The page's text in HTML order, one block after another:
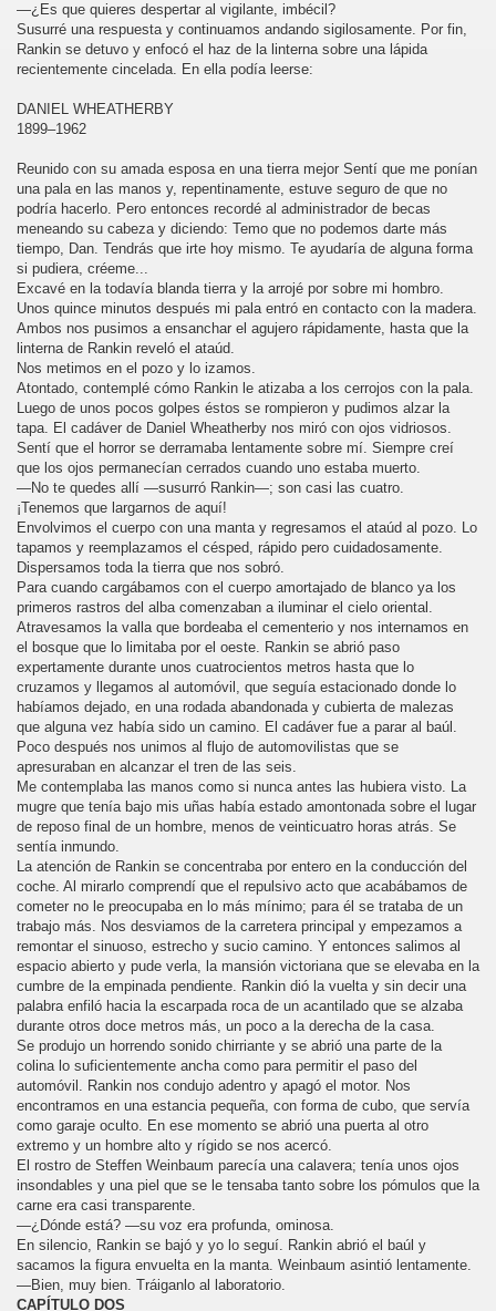
—¿Es que quieres despertar al vigilante, imbécil?
Susurré una respuesta y continuamos andando sigilosamente. Por fin,
Rankin se detuvo y enfocó el haz de la linterna sobre una lápida
recientemente cincelada. En ella podía leerse:
DANIEL WHEATHERBY
1899–1962
Reunido con su amada esposa en una tierra mejor Sentí que me ponían
una pala en las manos y, repentinamente, estuve seguro de que no
podría hacerlo. Pero entonces recordé al administrador de becas
meneando su cabeza y diciendo: Temo que no podemos darte más
tiempo, Dan. Tendrás que irte hoy mismo. Te ayudaría de alguna forma
si pudiera, créeme...
Excavé en la todavía blanda tierra y la arrojé por sobre mi hombro.
Unos quince minutos después mi pala entró en contacto con la madera.
Ambos nos pusimos a ensanchar el agujero rápidamente, hasta que la
linterna de Rankin reveló el ataúd.
Nos metimos en el pozo y lo izamos.
Atontado, contemplé cómo Rankin le atizaba a los cerrojos con la pala.
Luego de unos pocos golpes éstos se rompieron y pudimos alzar la
tapa. El cadáver de Daniel Wheatherby nos miró con ojos vidriosos.
Sentí que el horror se derramaba lentamente sobre mí. Siempre creí
que los ojos permanecían cerrados cuando uno estaba muerto.
—No te quedes allí —susurró Rankin—; son casi las cuatro.
¡Tenemos que largarnos de aquí!
Envolvimos el cuerpo con una manta y regresamos el ataúd al pozo. Lo
tapamos y reemplazamos el césped, rápido pero cuidadosamente.
Dispersamos toda la tierra que nos sobró.
Para cuando cargábamos con el cuerpo amortajado de blanco ya los
primeros rastros del alba comenzaban a iluminar el cielo oriental.
Atravesamos la valla que bordeaba el cementerio y nos internamos en
el bosque que lo limitaba por el oeste. Rankin se abrió paso
expertamente durante unos cuatrocientos metros hasta que lo
cruzamos y llegamos al automóvil, que seguía estacionado donde lo
habíamos dejado, en una rodada abandonada y cubierta de malezas
que alguna vez había sido un camino. El cadáver fue a parar al baúl.
Poco después nos unimos al flujo de automovilistas que se
apresuraban en alcanzar el tren de las seis.
Me contemplaba las manos como si nunca antes las hubiera visto. La
mugre que tenía bajo mis uñas había estado amontonada sobre el lugar
de reposo final de un hombre, menos de veinticuatro horas atrás. Se
sentía inmundo.
La atención de Rankin se concentraba por entero en la conducción del
coche. Al mirarlo comprendí que el repulsivo acto que acabábamos de
cometer no le preocupaba en lo más mínimo; para él se trataba de un
trabajo más. Nos desviamos de la carretera principal y empezamos a
remontar el sinuoso, estrecho y sucio camino. Y entonces salimos al
espacio abierto y pude verla, la mansión victoriana que se elevaba en la
cumbre de la empinada pendiente. Rankin dió la vuelta y sin decir una
palabra enfiló hacia la escarpada roca de un acantilado que se alzaba
durante otros doce metros más, un poco a la derecha de la casa.
Se produjo un horrendo sonido chirriante y se abrió una parte de la
colina lo suficientemente ancha como para permitir el paso del
automóvil. Rankin nos condujo adentro y apagó el motor. Nos
encontramos en una estancia pequeña, con forma de cubo, que servía
como garaje oculto. En ese momento se abrió una puerta al otro
extremo y un hombre alto y rígido se nos acercó.
El rostro de Steffen Weinbaum parecía una calavera; tenía unos ojos
insondables y una piel que se le tensaba tanto sobre los pómulos que la
carne era casi transparente.
—¿Dónde está? —su voz era profunda, ominosa.
En silencio, Rankin se bajó y yo lo seguí. Rankin abrió el baúl y
sacamos la figura envuelta en la manta. Weinbaum asintió lentamente.
—Bien, muy bien. Tráiganlo al laboratorio.
CAPÍTULO DOS